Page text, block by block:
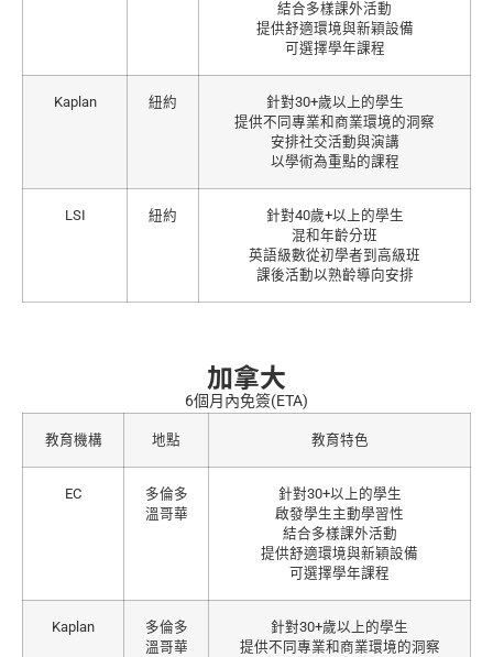
結合多樣課外活動
提供舒適環境與新穎設備
可選擇學年課程
Kaplan 紐約
針對30+歲以上的學生
提供不同專業和商業環境的洞察
安排社交活動與演講
以學術為重點的課程
LSI 紐約
針對40歲+以上的學生
混和年齡分班
英語級數從初學者到高級班
課後活動以熟齡導向安排
加拿大
6個月內免簽(ETA)
教育機構 地點 教育特色
EC
多倫多
溫哥華
針對30+以上的學生
啟發學生主動學習性
結合多樣課外活動
提供舒適環境與新穎設備
可選擇學年課程
Kaplan
多倫多
溫哥華
針對30+歲以上的學生
提供不同專業和商業環境的洞察